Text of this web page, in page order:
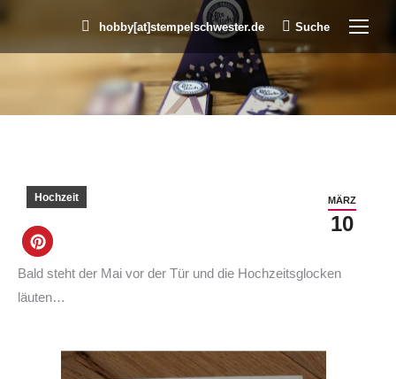
hobby[at]stempelschwester.de Search:
Suche
Sie befinden sich hier:
MÄRZ
10
Hochzeit
Bald steht der Mai vor der Tür und die Hochzeitsglocken
läuten…